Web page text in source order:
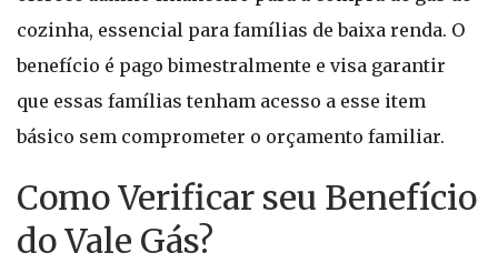
cozinha, essencial para famílias de baixa renda. O
benefício é pago bimestralmente e visa garantir
que essas famílias tenham acesso a esse item
básico sem comprometer o orçamento familiar.
Como Verificar seu Benefício
do Vale Gás?